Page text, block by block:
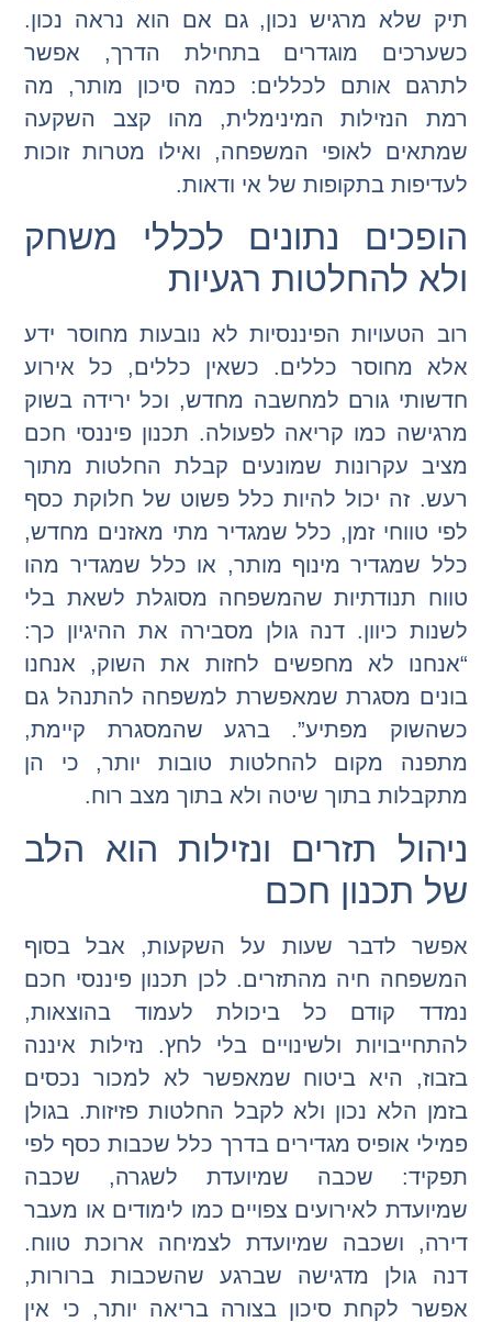
תיק שלא מרגיש נכון, גם אם הוא נראה נכון.
כשערכים מוגדרים בתחילת הדרך, אפשר
לתרגם אותם לכללים: כמה סיכון מותר, מה
רמת הנזילות המינימלית, מהו קצב השקעה
שמתאים לאופי המשפחה, ואילו מטרות זוכות
לעדיפות בתקופות של אי ודאות.
הופכים נתונים לכללי משחק
ולא להחלטות רגעיות
רוב הטעויות הפיננסיות לא נובעות מחוסר ידע
אלא מחוסר כללים. כשאין כללים, כל אירוע
חדשותי גורם למחשבה מחדש, וכל ירידה בשוק
מרגישה כמו קריאה לפעולה. תכנון פיננסי חכם
מציב עקרונות שמונעים קבלת החלטות מתוך
רעש. זה יכול להיות כלל פשוט של חלוקת כסף
לפי טווחי זמן, כלל שמגדיר מתי מאזנים מחדש,
כלל שמגדיר מינוף מותר, או כלל שמגדיר מהו
טווח תנודתיות שהמשפחה מסוגלת לשאת בלי
לשנות כיוון. דנה גולן מסבירה את ההיגיון כך:
“אנחנו לא מחפשים לחזות את השוק, אנחנו
בונים מסגרת שמאפשרת למשפחה להתנהל גם
כשהשוק מפתיע”. ברגע שהמסגרת קיימת,
מתפנה מקום להחלטות טובות יותר, כי הן
מתקבלות בתוך שיטה ולא בתוך מצב רוח.
ניהול תזרים ונזילות הוא הלב
של תכנון חכם
אפשר לדבר שעות על השקעות, אבל בסוף
המשפחה חיה מהתזרים. לכן תכנון פיננסי חכם
נמדד קודם כל ביכולת לעמוד בהוצאות,
להתחייבויות ולשינויים בלי לחץ. נזילות איננה
בזבוז, היא ביטוח שמאפשר לא למכור נכסים
בזמן הלא נכון ולא לקבל החלטות פזיזות. בגולן
פמילי אופיס מגדירים בדרך כלל שכבות כסף לפי
תפקיד: שכבה שמיועדת לשגרה, שכבה
שמיועדת לאירועים צפויים כמו לימודים או מעבר
דירה, ושכבה שמיועדת לצמיחה ארוכת טווח.
דנה גולן מדגישה שברגע שהשכבות ברורות,
אפשר לקחת סיכון בצורה בריאה יותר, כי אין